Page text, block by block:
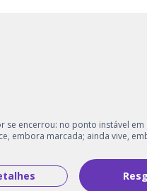
se encerrou: no ponto instável
embora marcada; ainda vive,